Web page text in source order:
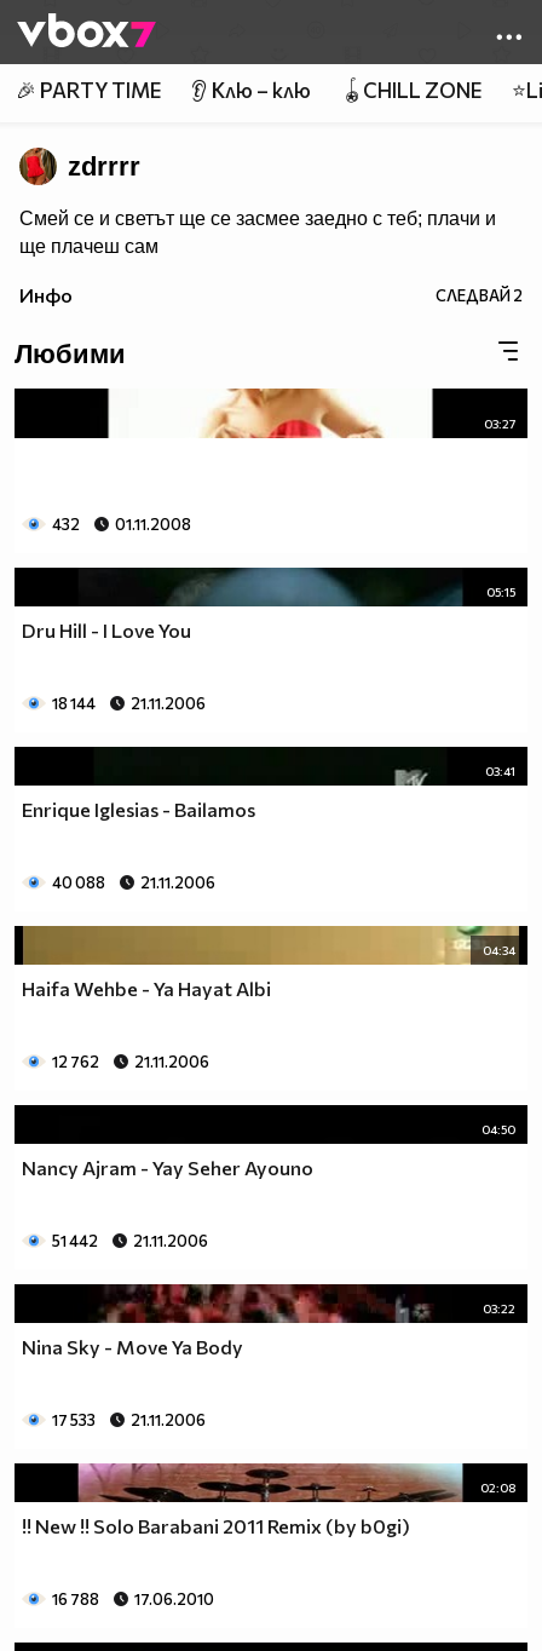
👾
🎉 PARTY TIME 👂 Клю – клю 🪀CHILL ZONE
zdrrrr
Смей се и светът ще се засмее заедно с теб; плачи и
ще плачеш сам
Инфо СЛЕДВАЙ2
Любими
03:27
432 01.11.2008
05:15
Dru Hill - I Love You
18 144 21.11.2006
03:41
Enrique Iglesias - Bailamos
40 088 21.11.2006
04:34
Haifa Wehbe - Ya Hayat Albi
12 762 21.11.2006
04:50
Nancy Ajram - Yay Seher Ayouno
51 442 21.11.2006
03:22
Nina Sky - Move Ya Body
17 533 21.11.2006
02:08
!! New !! Solo Barabani 2011 Remix (by b0gi)
16 788 17.06.2010